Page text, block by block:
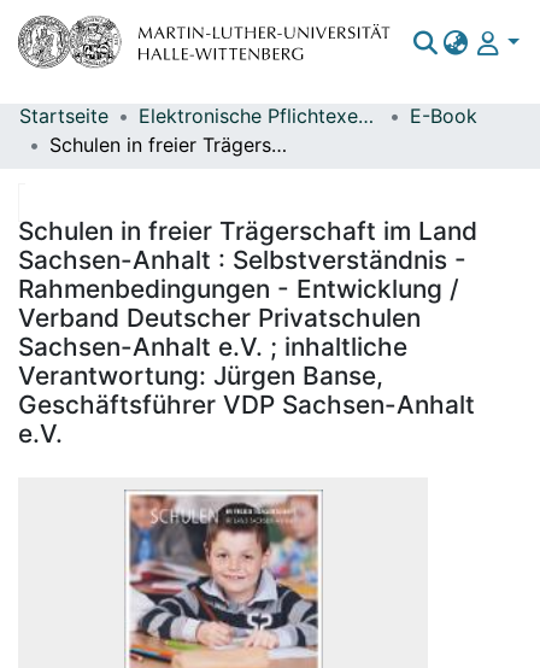
Bereiche & Sammlungen
Statistiken
Startseite Elektronische Pflichtexemplare
E-Book
Schulen in freier Trägerschaft im Land Sachsen-Anhalt : Selbstverständnis - Rahmenbedingungen - Entwicklung / Verband Deutscher Privatschulen Sachsen-Anhalt e.V. ; inhaltliche Verantwortung: Jürgen Banse, Geschäftsführer VDP Sachsen-Anhalt e.V.
Schulen in freier Trägerschaft im Land
Sachsen-Anhalt : Selbstverständnis -
Rahmenbedingungen - Entwicklung /
Verband Deutscher Privatschulen
Sachsen-Anhalt e.V. ; inhaltliche
Verantwortung: Jürgen Banse,
Geschäftsführer VDP Sachsen-Anhalt
e.V.